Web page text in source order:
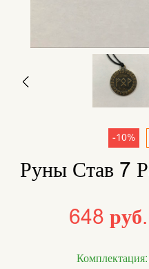
-10%
Руны Став 7
648 руб.
Комплектация: